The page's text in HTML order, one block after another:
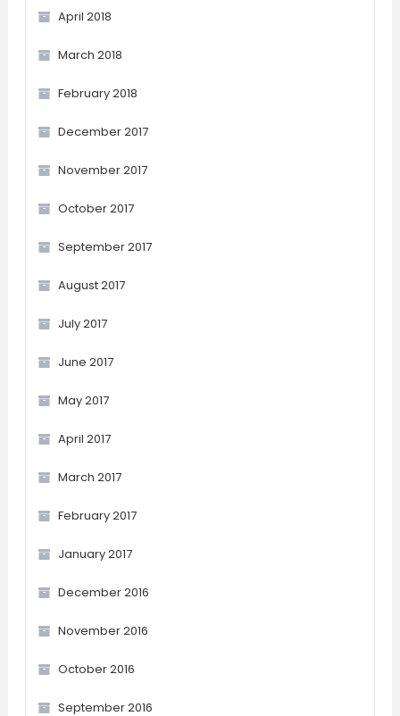
April 2018
March 2018
February 2018
December 2017
November 2017
October 2017
September 2017
August 2017
July 2017
June 2017
May 2017
April 2017
March 2017
February 2017
January 2017
December 2016
November 2016
October 2016
September 2016